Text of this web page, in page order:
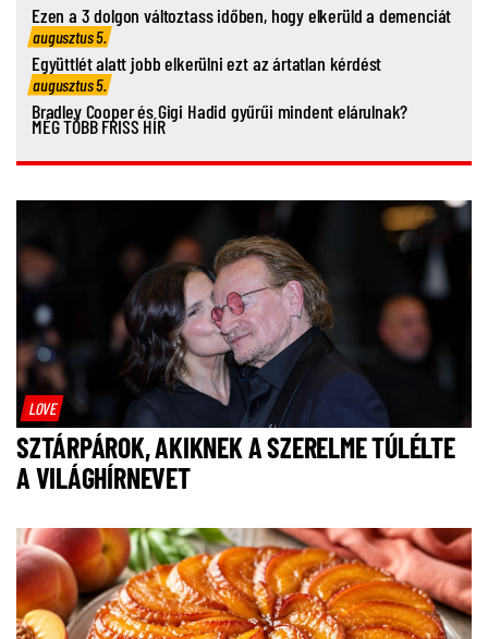
Ezen a 3 dolgon változtass időben, hogy elkerüld a demenciát
augusztus 5.
Együttlét alatt jobb elkerülni ezt az ártatlan kérdést
augusztus 5.
Bradley Cooper és Gigi Hadid gyűrűi mindent elárulnak?
MÉG TÖBB FRISS HÍR
LOVE
SZTÁRPÁROK, AKIKNEK A SZERELME TÚLÉLTE
A VILÁGHÍRNEVET